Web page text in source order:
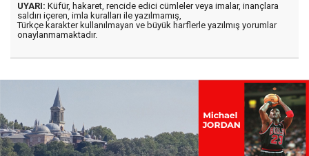
UYARI: Küfür, hakaret, rencide edici cümleler veya imalar, inançlara
saldırı içeren, imla kuralları ile yazılmamış,
Türkçe karakter kullanılmayan ve büyük harflerle yazılmış yorumlar
onaylanmamaktadır.